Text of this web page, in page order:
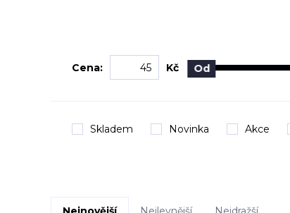
Cena: Kč Od
Skladem Novinka Akce